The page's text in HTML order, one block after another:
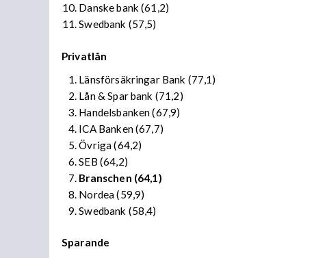
Danske bank (61,2)
Swedbank (57,5)
Privatlån
Länsförsäkringar Bank (77,1)
Lån & Spar bank (71,2)
Handelsbanken (67,9)
ICA Banken (67,7)
Övriga (64,2)
SEB (64,2)
Branschen (64,1)
Nordea (59,9)
Swedbank (58,4)
Sparande